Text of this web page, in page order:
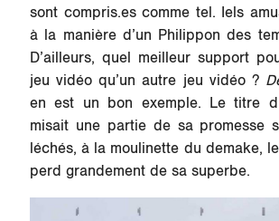
sont compris.es comme tel. Iels
à la manière d’un Philippon des
D’ailleurs, quel meilleur support
jeu vidéo qu’un autre jeu vidéo ?
en est un bon exemple. Le titre
misait une partie de sa promesse
léchés, à la moulinette du demake,
perd grandement de sa superbe.